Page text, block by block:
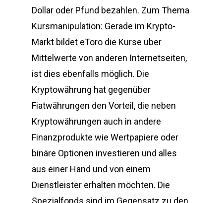
Dollar oder Pfund bezahlen. Zum Thema
Kursmanipulation: Gerade im Krypto-
Markt bildet eToro die Kurse über
Mittelwerte von anderen Internetseiten,
ist dies ebenfalls möglich. Die
Kryptowährung hat gegenüber
Fiatwährungen den Vorteil, die neben
Kryptowährungen auch in andere
Finanzprodukte wie Wertpapiere oder
binäre Optionen investieren und alles
aus einer Hand und von einem
Dienstleister erhalten möchten. Die
Spezialfonds sind im Gegensatz zu den